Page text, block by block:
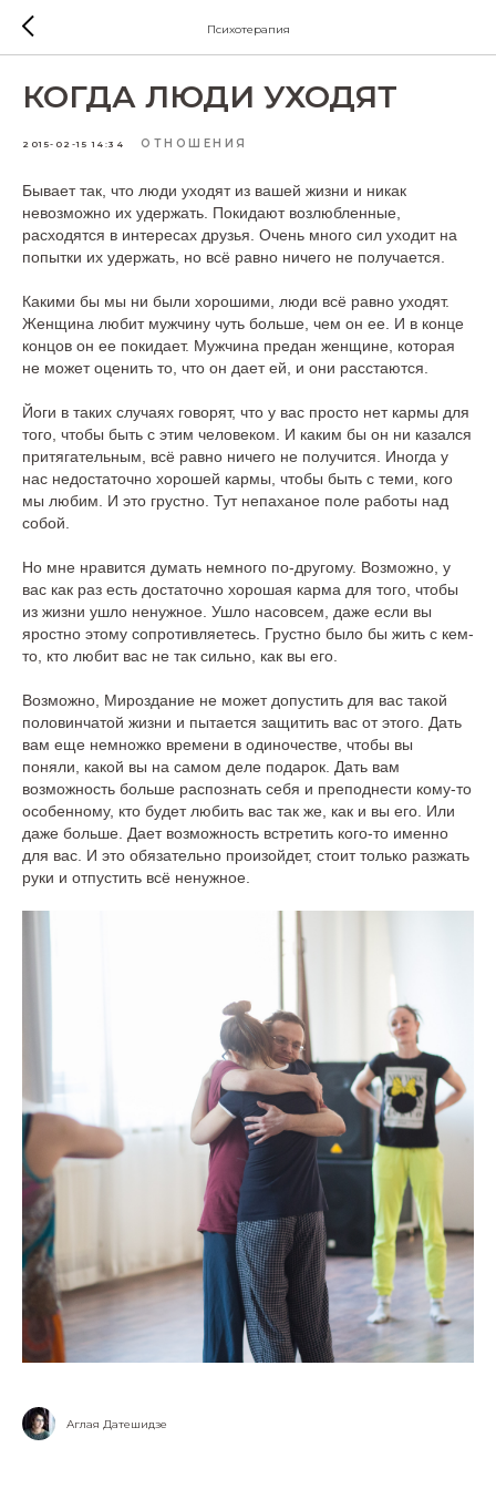
Психотерапия
КОГДА ЛЮДИ УХОДЯТ
2015-02-15 14:34 ОТНОШЕНИЯ
Бывает так, что люди уходят из вашей жизни и никак
невозможно их удержать. Покидают возлюбленные,
расходятся в интересах друзья. Очень много сил уходит на
попытки их удержать, но всё равно ничего не получается.
Какими бы мы ни были хорошими, люди всё равно уходят.
Женщина любит мужчину чуть больше, чем он ее. И в конце
концов он ее покидает. Мужчина предан женщине, которая
не может оценить то, что он дает ей, и они расстаются.
Йоги в таких случаях говорят, что у вас просто нет кармы для
того, чтобы быть с этим человеком. И каким бы он ни казался
притягательным, всё равно ничего не получится. Иногда у
нас недостаточно хорошей кармы, чтобы быть с теми, кого
мы любим. И это грустно. Тут непаханое поле работы над
собой.
Но мне нравится думать немного по-другому. Возможно, у
вас как раз есть достаточно хорошая карма для того, чтобы
из жизни ушло ненужное. Ушло насовсем, даже если вы
яростно этому сопротивляетесь. Грустно было бы жить с кем-
то, кто любит вас не так сильно, как вы его.
Возможно, Мироздание не может допустить для вас такой
половинчатой жизни и пытается защитить вас от этого. Дать
вам еще немножко времени в одиночестве, чтобы вы
поняли, какой вы на самом деле подарок. Дать вам
возможность больше распознать себя и преподнести кому-то
особенному, кто будет любить вас так же, как и вы его. Или
даже больше. Дает возможность встретить кого-то именно
для вас. И это обязательно произойдет, стоит только разжать
руки и отпустить всё ненужное.
Аглая Датешидзе